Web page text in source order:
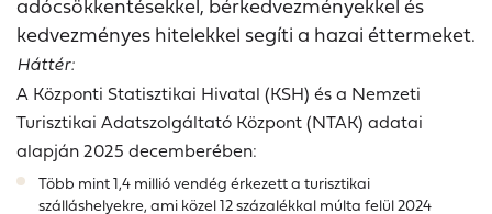
adócsökkentésekkel, bérkedvezményekkel és
kedvezményes hitelekkel segíti a hazai éttermeket.
Háttér:
A Központi Statisztikai Hivatal (KSH) és a Nemzeti
Turisztikai Adatszolgáltató Központ (NTAK) adatai
alapján 2025 decemberében:
Több mint 1,4 millió vendég érkezett a turisztikai
szálláshelyekre, ami közel 12 százalékkal múlta felül 2024